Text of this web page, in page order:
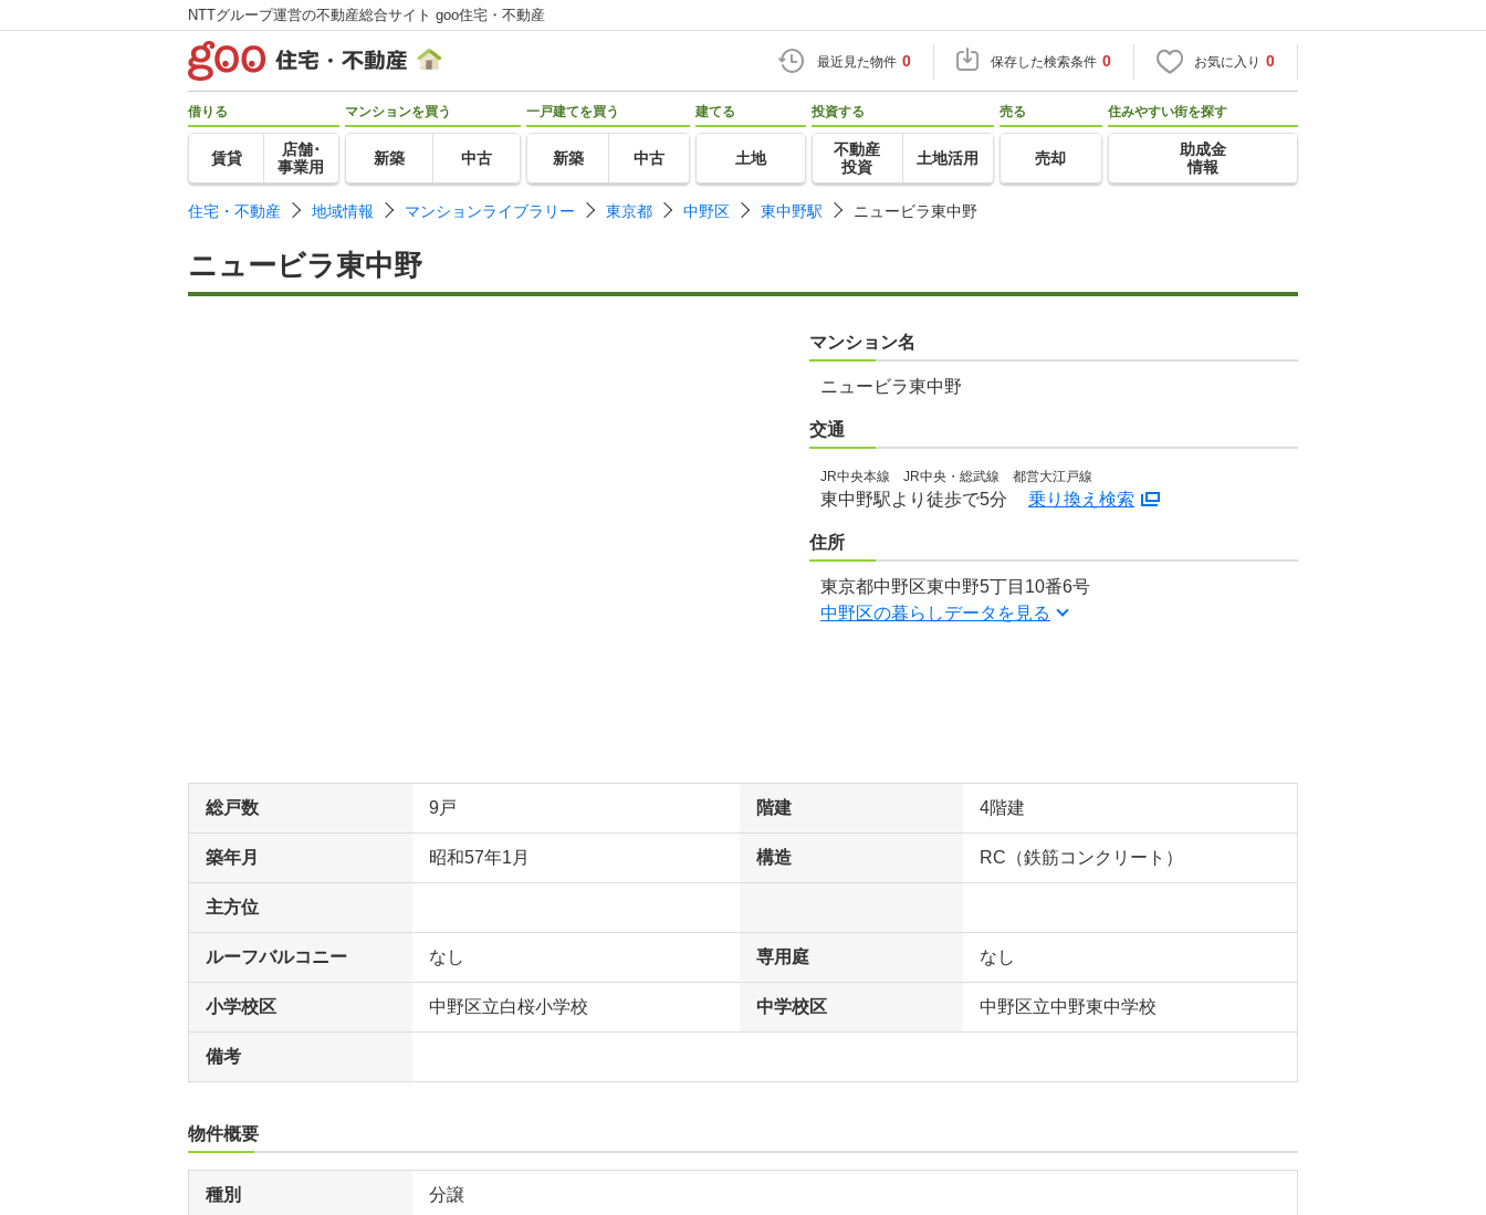
NTTグループ運営の不動産総合サイト goo住宅・不動産
最近見た物件 0 保存した検索条件 0 お気に入り 0
借りる
賃貸
店舗･
事業用
マンションを買う
新築 中古
一戸建てを買う
新築 中古
建てる
土地
投資する
不動産
投資
土地活用
売る
売却
住みやすい街を探す
助成金
情報
住宅・不動産 地域情報 マンションライブラリー 東京都 中野区 東中野駅 ニュービラ東中野
ニュービラ東中野
マンション名
ニュービラ東中野
交通
JR中央本線 JR中央・総武線 都営大江戸線
東中野駅より徒歩で5分 乗り換え検索
住所
東京都中野区東中野5丁目10番6号
中野区の暮らしデータを見る
総戸数 9戸 階建 4階建
築年月 昭和57年1月 構造 RC（鉄筋コンクリート）
主方位
ルーフバルコニー なし 専用庭 なし
小学校区 中野区立白桜小学校 中学校区 中野区立中野東中学校
備考
物件概要
種別 分譲